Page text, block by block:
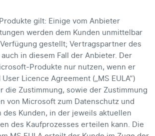
gilt: Einige vom Anbieter
werden dem Kunden unmittelbar
gestellt; Vertragspartner des
in diesem Fall der Anbieter. Der
Produkte nur nutzen, wenn er
Licence Agreement („MS EULA“)
die Zustimmung, sowie der Zustimmung
von Microsoft zum Datenschutz und
des Kunden, in der jeweils aktuellen
des Kaufprozesses erteilen kann. Die